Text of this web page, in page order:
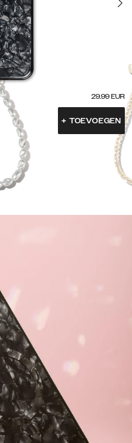
29.99 EUR
+ TOEVOEGEN